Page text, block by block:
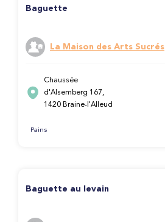
Baguette
La Maison des Arts Sucrés
Chaussée
d'Alsemberg 167,
1420 Braine-l'Alleud
Pains
Baguette au levain